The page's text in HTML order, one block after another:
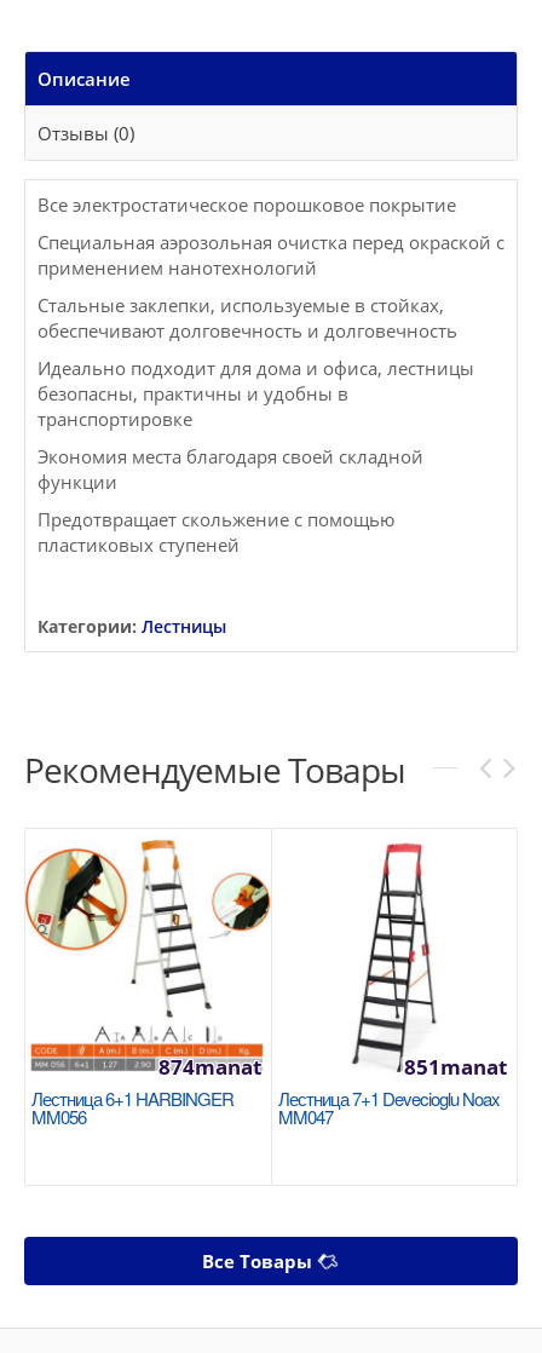
Описание
Отзывы (0)
Все электростатическое порошковое покрытие
Специальная аэрозольная очистка перед окраской с
применением нанотехнологий
Стальные заклепки, используемые в стойках,
обеспечивают долговечность и долговечность
Идеально подходит для дома и офиса, лестницы
безопасны, практичны и удобны в
транспортировке
Экономия места благодаря своей складной
функции
Предотвращает скольжение с помощью
пластиковых ступеней
Категории: Лестницы
Рекомендуемые Товары
Лестница 6+1 HARBINGER
MM056
874manat
Лестница 7+1 Devecioglu Noax
MM047
851manat
Все Товары